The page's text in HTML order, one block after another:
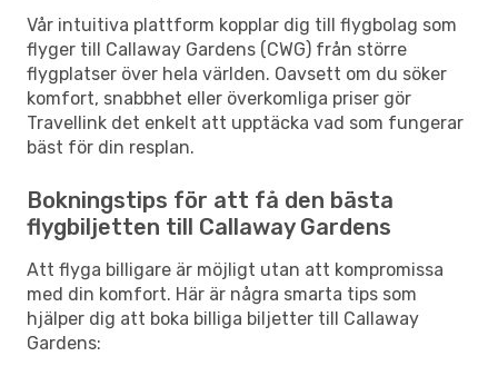
Vår intuitiva plattform kopplar dig till flygbolag som
flyger till Callaway Gardens (CWG) från större
flygplatser över hela världen. Oavsett om du söker
komfort, snabbhet eller överkomliga priser gör
Travellink det enkelt att upptäcka vad som fungerar
bäst för din resplan.
Bokningstips för att få den bästa
flygbiljetten till Callaway Gardens
Att flyga billigare är möjligt utan att kompromissa
med din komfort. Här är några smarta tips som
hjälper dig att boka billiga biljetter till Callaway
Gardens: